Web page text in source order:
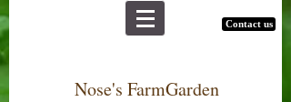
Contact us
Nose's FarmGarden